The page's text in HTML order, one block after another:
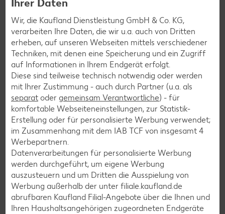
Viel trinken
Wer erkältet ist, sollte viel trinken. Am besten Wasser oder
Kräuter- und Früchtetees. Vor allem bei erhöhter
Temperatur oder Fieber verliert der Körper viel Flüssigkeit,
die ihm unbedingt wieder zugeführt werden muss. Ein
weiterer Effekt: Der Schleim in Nasen- und Rachenraum ist
nicht mehr ganz so zähflüssig und fließt leichter ab.
Die richtige Ernährung
Eine bewusste Ernährung kann ein geschwächtes
Immunsystem stärken. Geeignet ist eine ausgewogene
Mischkost aus frischem Obst und Gemüse, das
verschiedene Vitamine enthält sowie Zink. Diese
Lebensmittel und Gerichte tun bei einer Erkältung gut:
Ihrer Daten
Wir, die Kaufland Dienstleistung GmbH & Co. KG,
verarbeiten Ihre Daten, die wir u.a. auch von Dritten
erheben, auf unseren Webseiten mittels verschiedener
Techniken, mit denen eine Speicherung und ein Zugriff
auf Informationen in Ihrem Endgerät erfolgt.
Diese sind teilweise technisch notwendig oder werden
mit Ihrer Zustimmung - auch durch Partner (u.a. als
separat oder gemeinsam Verantwortliche) - für
komfortable Webseiteneinstellungen, zur Statistik-
Erstellung oder für personalisierte Werbung verwendet;
im Zusammenhang mit dem IAB TCF von insgesamt 4
Werbepartnern.
Datenverarbeitungen für personalisierte Werbung
werden durchgeführt, um eigene Werbung
auszusteuern und um Dritten die Ausspielung von
Werbung außerhalb der unter filiale.kaufland.de
abrufbaren Kaufland Filial-Angebote über die Ihnen und
Ihren Haushaltsangehörigen zugeordneten Endgeräte